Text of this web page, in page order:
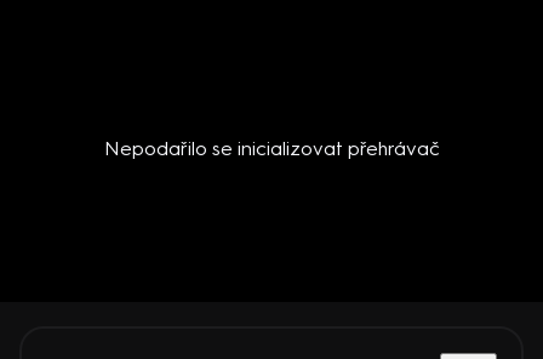
Nepodařilo se inicializovat přehrávač